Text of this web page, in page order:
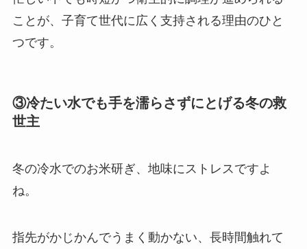
ことが、子育て世代に広く支持される理由のひと
つです。
③冷たい水でも手を濡らさずにとげる冬の救
世主
冬の冷水でのお米研ぎ、地味にストレスですよ
ね。
指先がかじかんでうまく動かない、長時間触れて